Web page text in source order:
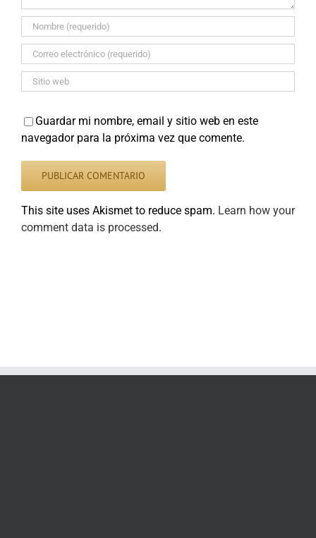
Guardar mi nombre, email y sitio web en este
navegador para la próxima vez que comente.
This site uses Akismet to reduce spam. Learn how your
comment data is processed.